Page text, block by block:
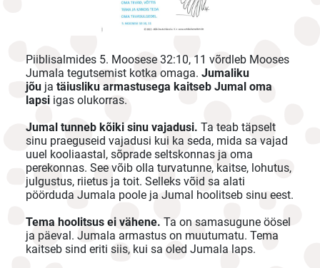
Piiblisalmides 5. Moosese 32:10, 11 võrdleb Mooses
Jumala tegutsemist kotka omaga. Jumaliku
jõu ja täiusliku armastusega kaitseb Jumal oma
lapsi igas olukorras.
Jumal tunneb kõiki sinu vajadusi. Ta teab täpselt
sinu praeguseid vajadusi kui ka seda, mida sa vajad
uuel kooliaastal, sõprade seltskonnas ja oma
perekonnas. See võib olla turvatunne, kaitse, lohutus,
julgustus, riietus ja toit. Selleks võid sa alati
pöörduda Jumala poole ja Jumal hoolitseb sinu eest.
Tema hoolitsus ei vähene. Ta on samasugune öösel
ja päeval. Jumala armastus on muutumatu. Tema
kaitseb sind eriti siis, kui sa oled Jumala laps.